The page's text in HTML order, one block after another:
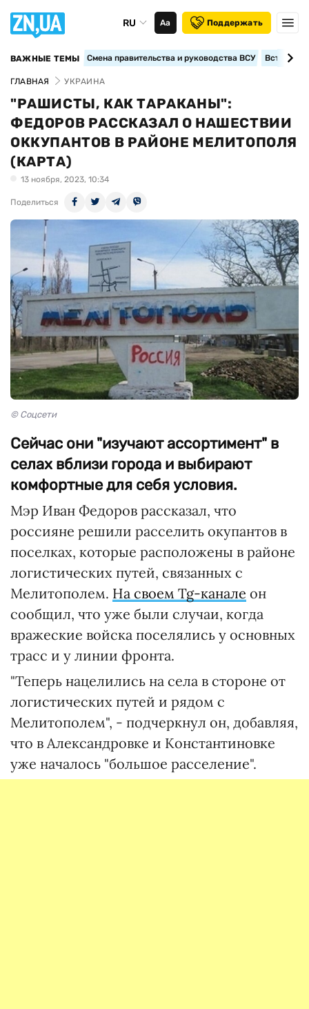
RU Аа Поддержать
ВАЖНЫЕ ТЕМЫ Смена правительства и руководства ВСУ
ГЛАВНАЯ УКРАИНА
"РАШИСТЫ, КАК ТАРАКАНЫ":
ФЕДОРОВ РАССКАЗАЛ О НАШЕСТВИИ
ОККУПАНТОВ В РАЙОНЕ МЕЛИТОПОЛЯ
(КАРТА)
13 ноября, 2023, 10:34
Поделиться
© Соцсети
Сейчас они "изучают ассортимент" в
селах вблизи города и выбирают
комфортные для себя условия.
Мэр Иван Федоров рассказал, что
россияне решили расселить окупантов в
поселках, которые расположены в районе
логистических путей, связанных с
Мелитополем. На своем Tg-канале он
сообщил, что уже были случаи, когда
вражеские войска поселялись у основных
трасс и у линии фронта.
"Теперь нацелились на села в стороне от
логистических путей и рядом с
Мелитополем", - подчеркнул он, добавляя,
что в Александровке и Константиновке
уже началось "большое расселение".